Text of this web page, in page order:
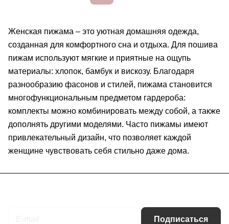
Женская пижама – это уютная домашняя одежда,
созданная для комфортного сна и отдыха. Для пошива
пижам используют мягкие и приятные на ощупь
материалы: хлопок, бамбук и вискозу. Благодаря
разнообразию фасонов и стилей, пижама становится
многофункциональным предметом гардероба:
комплекты можно комбинировать между собой, а также
дополнять другими моделями. Часто пижамы имеют
привлекательный дизайн, что позволяет каждой
женщине чувствовать себя стильно даже дома.
Подписаться